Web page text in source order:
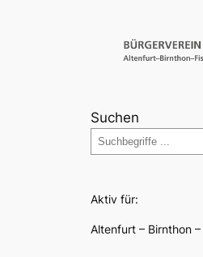
Suchen
Aktiv für:
Altenfurt – Birnthon